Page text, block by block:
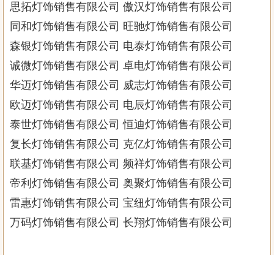
思拓灯饰销售有限公司 傲汉灯饰销售有限公司
同和灯饰销售有限公司 旺驰灯饰销售有限公司
森银灯饰销售有限公司 电泰灯饰销售有限公司
诚微灯饰销售有限公司 卓电灯饰销售有限公司
华迈灯饰销售有限公司 威志灯饰销售有限公司
欧迈灯饰销售有限公司 电辰灯饰销售有限公司
泰世灯饰销售有限公司 恒迪灯饰销售有限公司
复长灯饰销售有限公司 克亿灯饰销售有限公司
联基灯饰销售有限公司 频祥灯饰销售有限公司
帝利灯饰销售有限公司 奥聚灯饰销售有限公司
雷惠灯饰销售有限公司 宝纽灯饰销售有限公司
万码灯饰销售有限公司 长翔灯饰销售有限公司